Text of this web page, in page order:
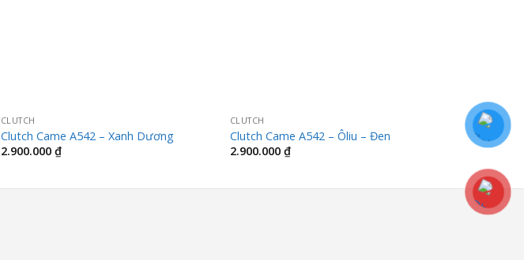
CLUTCH
Clutch Came A542 – Xanh Dương
2.900.000 ₫
CLUTCH
Clutch Came A542 – Ôliu – Đen
2.900.000 ₫
AVERCARA
BALO
1.750.000